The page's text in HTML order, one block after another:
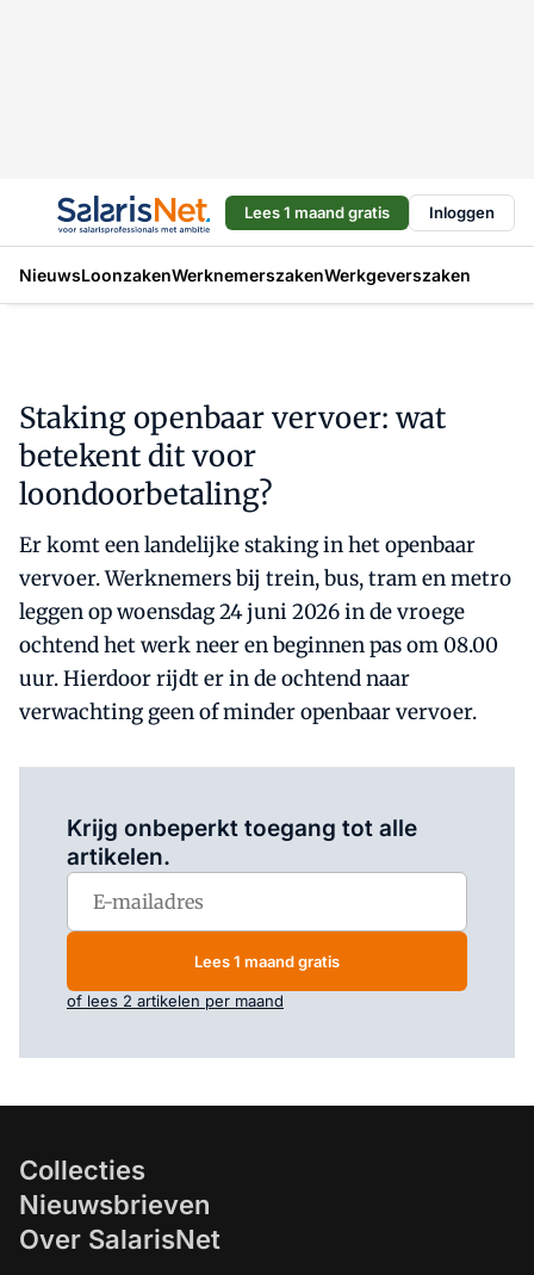
Lees 1 maand gratis Inloggen
NieuwsLoonzakenWerknemerszakenWerkgeverszaken
Staking openbaar vervoer: wat
betekent dit voor
loondoorbetaling?
Er komt een landelijke staking in het openbaar
vervoer. Werknemers bij trein, bus, tram en metro
leggen op woensdag 24 juni 2026 in de vroege
ochtend het werk neer en beginnen pas om 08.00
uur. Hierdoor rijdt er in de ochtend naar
verwachting geen of minder openbaar vervoer.
Krijg onbeperkt toegang tot alle
artikelen.
Lees 1 maand gratis
of lees 2 artikelen per maand
Collecties
Nieuwsbrieven
Over SalarisNet